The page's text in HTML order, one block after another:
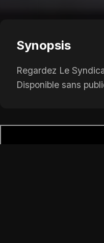
Synopsis
Regardez Le
Disponible sans